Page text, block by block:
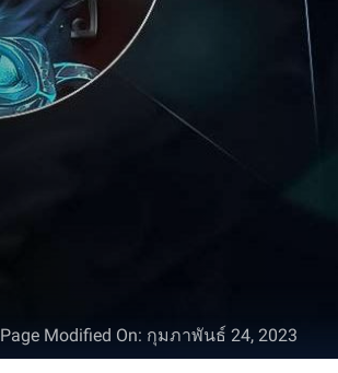
Page Modified On: กุมภาพันธ์ 24, 2023